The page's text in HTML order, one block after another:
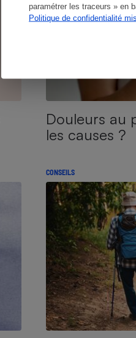
paramétrer les traceurs » en
Politique de confidentialité
Douleurs au
les causes ?
CONSEILS